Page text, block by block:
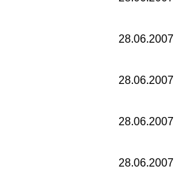
28.06.2007
28.06.2007
28.06.2007
28.06.2007